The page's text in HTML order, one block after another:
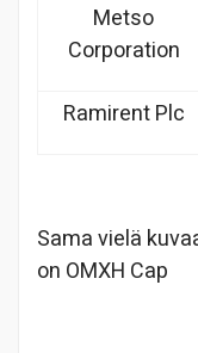
Metso
Corporation
Ramirent Plc
Sama vielä
on OMXH Cap